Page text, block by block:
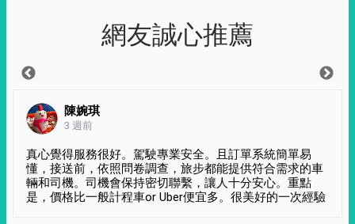
網友誠心推薦
陳婉琪
3 週前
真心覺得服務很好。駕駛專業安全。且訂單系統簡單易
懂，接送前，依照問卷調查，旅步都能提供符合需求的車
輛和司機。司機會保持密切聯繫，讓人十分安心。重點
是，價格比一般計程車or Uber便宜多。很美好的一次經驗